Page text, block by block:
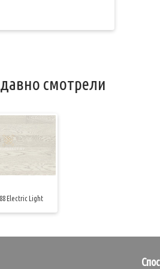
смотрели
Electric Light